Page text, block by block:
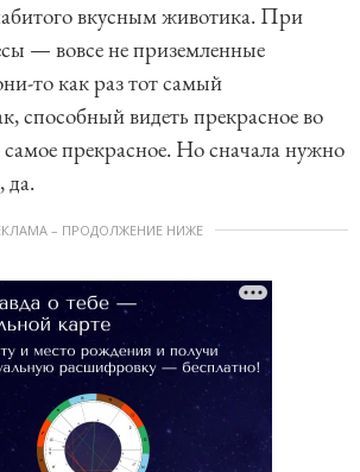
вкусным животика. При
— вовсе не приземленные
то как раз тот самый
способный видеть прекрасное во
самое прекрасное. Но сначала нужно
да.
– ПРОДОЛЖЕНИЕ НИЖЕ